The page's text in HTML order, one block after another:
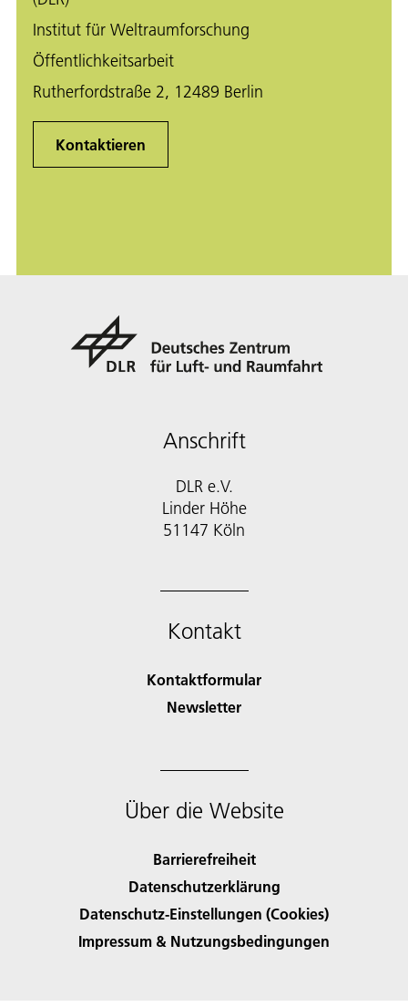
Institut für Weltraumforschung
Öffentlichkeitsarbeit
Rutherfordstraße 2, 12489 Berlin
Kontaktieren
Anschrift
DLR e.V.
Linder Höhe
51147 Köln
Kontakt
Kontaktformular
Newsletter
Über die Website
Barrierefreiheit
Datenschutzerklärung
Datenschutz-Einstellungen (Cookies)
Impressum & Nutzungsbedingungen